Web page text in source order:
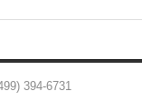
394-6731